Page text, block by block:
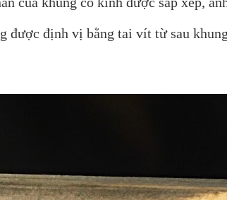
định vị bằng tai vít từ sau